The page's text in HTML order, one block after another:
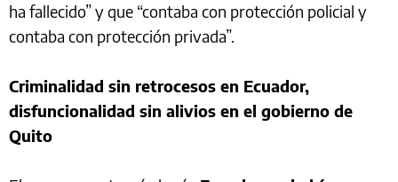
ha fallecido” y que “contaba con protección policial y
contaba con protección privada”.
Criminalidad sin retrocesos en Ecuador,
disfuncionalidad sin alivios en el gobierno de
Quito